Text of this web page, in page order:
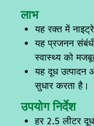
लाभ
यह रक्त में
यह प्रजनन
स्वास्थ्य को
यह दूध उत्पादन
सुधार करता है।
उपयोग निर्देश
हर 2.5 लीटर